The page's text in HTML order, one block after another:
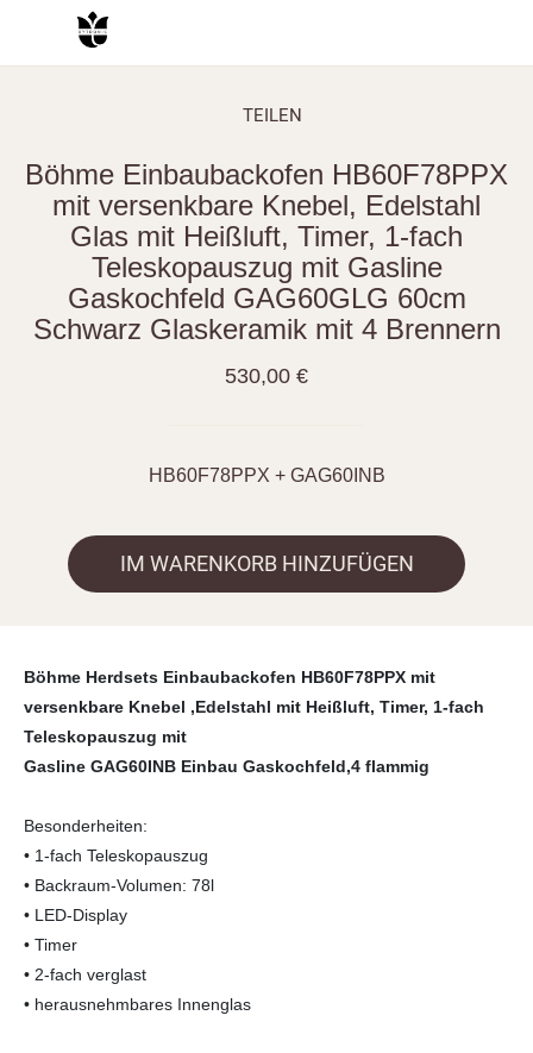
TEILEN
Böhme Einbaubackofen HB60F78PPX
mit versenkbare Knebel, Edelstahl
Glas mit Heißluft, Timer, 1-fach
Teleskopauszug mit Gasline
Gaskochfeld GAG60GLG 60cm
Schwarz Glaskeramik mit 4 Brennern
530,00 €
HB60F78PPX + GAG60INB
IM WARENKORB HINZUFÜGEN
Böhme Herdsets Einbaubackofen HB60F78PPX mit
versenkbare Knebel ,Edelstahl mit Heißluft, Timer, 1-fach
Teleskopauszug mit
Gasline GAG60INB Einbau Gaskochfeld,4 flammig
Besonderheiten:
• 1-fach Teleskopauszug
• Backraum-Volumen: 78l
• LED-Display
• Timer
• 2-fach verglast
• herausnehmbares Innenglas